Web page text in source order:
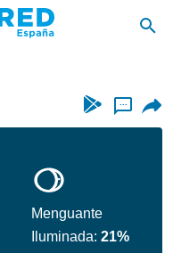
...
Menguante
Iluminada:21%